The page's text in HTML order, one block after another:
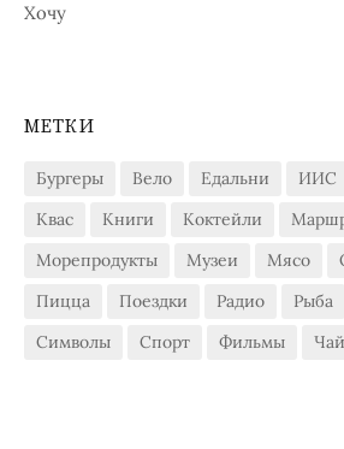
Хочу
МЕТКИ
Бургеры Вело Едальни ИИС
Квас
Книги Коктейли
Морепродукты
Музеи Мясо
Пицца
Поездки Радио Рыба
Символы
Спорт Фильмы Чай